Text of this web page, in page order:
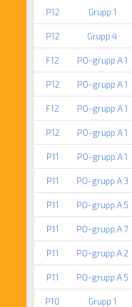
P12 Grupp 1
P12 Grupp 4
F12 PO-grupp A 1
P12 PO-grupp A 1
F12 PO-grupp A 1
P12 PO-grupp A 1
P11 PO-grupp A 1
P11 PO-grupp A 3
P11 PO-grupp A 5
P11 PO-grupp A 7
P11 PO-grupp A 2
P11 PO-grupp A 5
P10 Grupp 1